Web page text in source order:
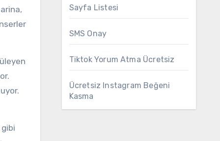
gibi
Sayfa Listesi
SMS Onay
Tiktok Yorum Atma Ücretsiz
Ücretsiz Instagram Beğeni
Kasma